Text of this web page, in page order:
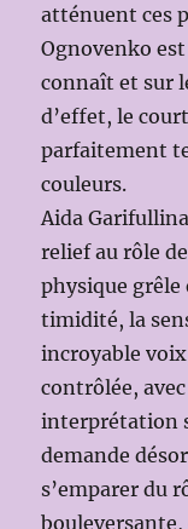
atténuent ces
Ognovenko
connaît et sur
d’effet, le
parfaitement
couleurs.
Aida
relief au rôle
physique grêle
timidité, la
incroyable
contrôlée,
interprétation
demande
s’emparer du